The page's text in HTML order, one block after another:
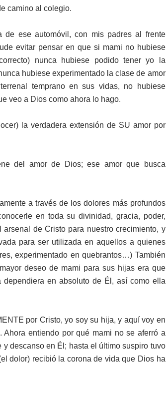
camino al colegio.
ese automóvil, con mis padres al frente
evitar pensar en que si mami no hubiese
nunca hubiese podido tener yo la
hubiese experimentado la clase de amor
temprano en sus vidas, no hubiese
veo a Dios como ahora lo hago.
la verdadera extensión de SU amor por
del amor de Dios; ese amor que busca
a través de los dolores más profundos
en toda su divinidad, gracia, poder,
de Cristo para nuestro crecimiento, y
para ser utilizada en aquellos a quienes
experimentado en quebrantos…) También
deseo de mami para sus hijas era que
dependiera en absoluto de Él, así como ella
por Cristo, yo soy su hija, y aquí voy en
entiendo por qué mami no se aferró a
descanso en Él; hasta el último suspiro tuvo
dolor) recibió la corona de vida que Dios ha